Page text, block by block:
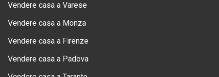
Vendere casa a Varese
Vendere casa a Monza
Vendere casa a Firenze
Vendere casa a Padova